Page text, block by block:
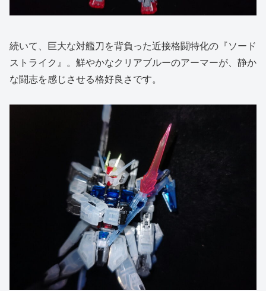
続いて、巨大な対艦刀を背負った近接格闘特化の『ソード
ストライク』。鮮やかなクリアブルーのアーマーが、静か
な闘志を感じさせる格好良さです。